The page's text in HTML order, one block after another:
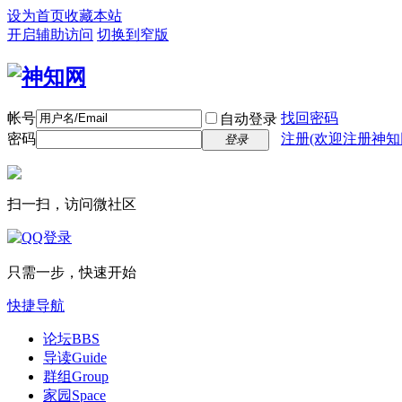
设为首页收藏本站
开启辅助访问 切换到窄版
帐号 自动登录 找回密码
密码
登录 注册(欢迎注册神
扫一扫，访问微社区
只需一步，快速开始
快捷导航
论坛BBS
导读Guide
群组Group
家园 Space